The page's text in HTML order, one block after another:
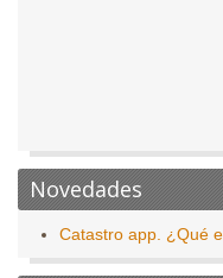
Novedades
Catastro app. ¿Qué